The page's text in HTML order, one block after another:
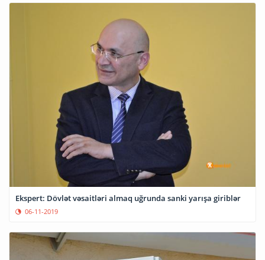
Ekspert: Dövlət vəsaitləri almaq uğrunda sanki yarışa giriblər
06-11-2019